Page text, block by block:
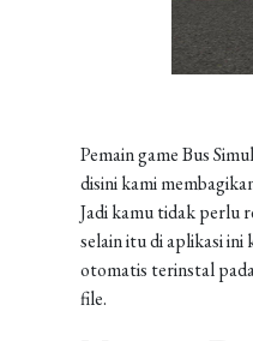
Pemain game Bus
disini kami
Jadi kamu tidak perlu
selain itu di aplikasi ini
otomatis terinstal
file.